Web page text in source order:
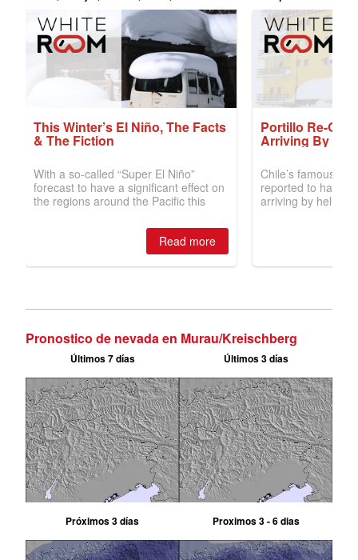
Pronostico de nevada en Murau/Kreischberg
Últimos 7 días Últimos 3 días
Próximos 3 días Proximos 3 - 6 dias